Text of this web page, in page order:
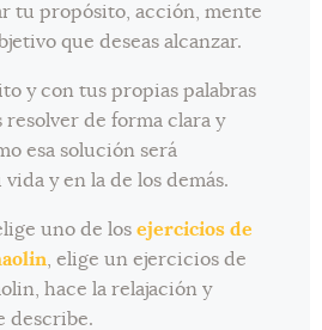
tu propósito, acción, mente
que deseas alcanzar.
y con tus propias palabras
resolver de forma clara y
esa solución será
y en la de los demás.
uno de losejercicios de
, elige un ejercicios de
hace la relajación y
describe.